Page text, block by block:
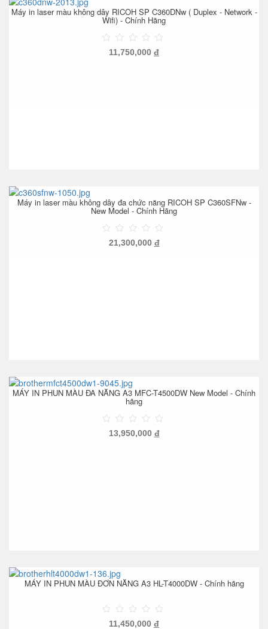
Máy in laser màu không dây RICOH SP C360DNw ( Duplex - Network -
Wifi) - Chính Hãng
11,750,000 đ
Máy in laser màu không dây đa chức năng RICOH SP C360SFNw -
New Model - Chính Hãng
21,300,000 đ
MÁY IN PHUN MÀU ĐA NĂNG A3 MFC-T4500DW New Model - Chính
hãng
13,950,000 đ
MÁY IN PHUN MÀU ĐƠN NĂNG A3 HL-T4000DW - Chính hãng
11,450,000 đ